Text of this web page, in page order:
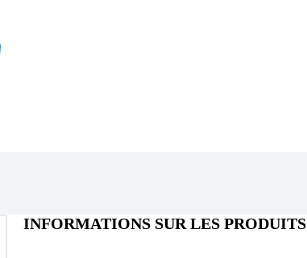
INFORMATIONS SUR LES PRODUITS